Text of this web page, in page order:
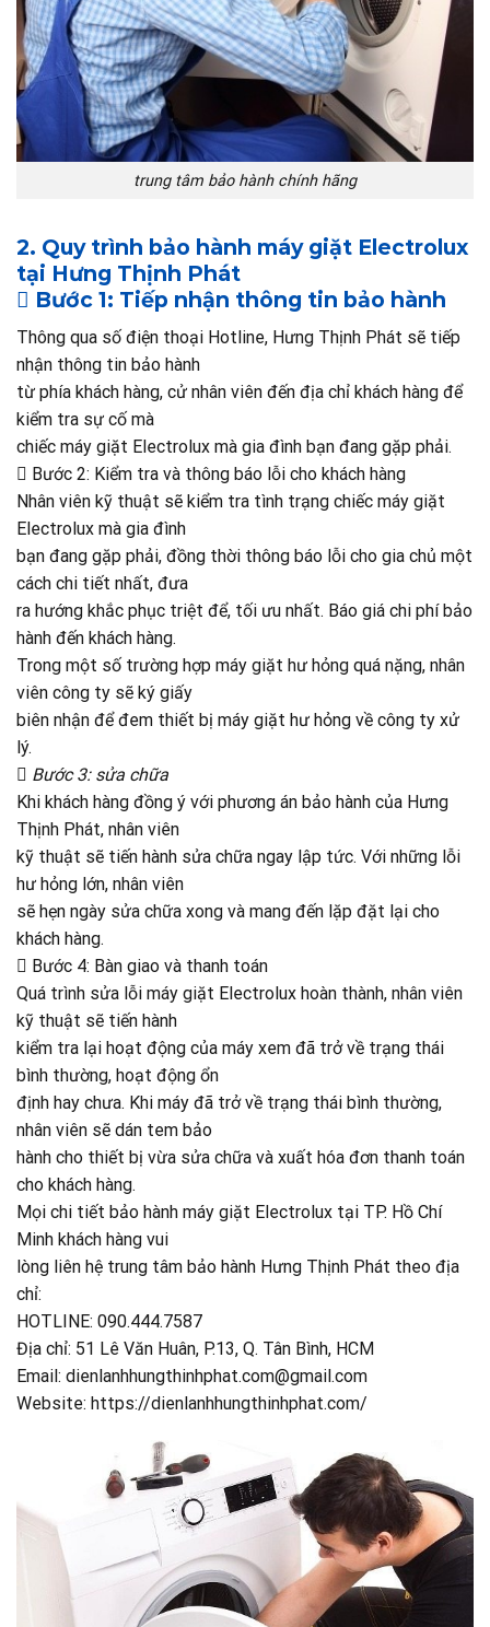
trung tâm bảo hành chính hãng
2. Quy trình bảo hành máy giặt Electrolux
tại Hưng Thịnh Phát
 Bước 1: Tiếp nhận thông tin bảo hành
Thông qua số điện thoại Hotline, Hưng Thịnh Phát sẽ tiếp
nhận thông tin bảo hành
từ phía khách hàng, cử nhân viên đến địa chỉ khách hàng để
kiểm tra sự cố mà
chiếc máy giặt Electrolux mà gia đình bạn đang gặp phải.
 Bước 2: Kiểm tra và thông báo lỗi cho khách hàng
Nhân viên kỹ thuật sẽ kiểm tra tình trạng chiếc máy giặt
Electrolux mà gia đình
bạn đang gặp phải, đồng thời thông báo lỗi cho gia chủ một
cách chi tiết nhất, đưa
ra hướng khắc phục triệt để, tối ưu nhất. Báo giá chi phí bảo
hành đến khách hàng.
Trong một số trường hợp máy giặt hư hỏng quá nặng, nhân
viên công ty sẽ ký giấy
biên nhận để đem thiết bị máy giặt hư hỏng về công ty xử
lý.
 Bước 3: sửa chữa
Khi khách hàng đồng ý với phương án bảo hành của Hưng
Thịnh Phát, nhân viên
kỹ thuật sẽ tiến hành sửa chữa ngay lập tức. Với những lỗi
hư hỏng lớn, nhân viên
sẽ hẹn ngày sửa chữa xong và mang đến lặp đặt lại cho
khách hàng.
 Bước 4: Bàn giao và thanh toán
Quá trình sửa lỗi máy giặt Electrolux hoàn thành, nhân viên
kỹ thuật sẽ tiến hành
kiểm tra lại hoạt động của máy xem đã trở về trạng thái
bình thường, hoạt động ổn
định hay chưa. Khi máy đã trở về trạng thái bình thường,
nhân viên sẽ dán tem bảo
hành cho thiết bị vừa sửa chữa và xuất hóa đơn thanh toán
cho khách hàng.
Mọi chi tiết bảo hành máy giặt Electrolux tại TP. Hồ Chí
Minh khách hàng vui
lòng liên hệ trung tâm bảo hành Hưng Thịnh Phát theo địa
chỉ:
HOTLINE: 090.444.7587
Địa chỉ: 51 Lê Văn Huân, P.13, Q. Tân Bình, HCM
Email: dienlanhhungthinhphat.com@gmail.com
Website: https://dienlanhhungthinhphat.com/